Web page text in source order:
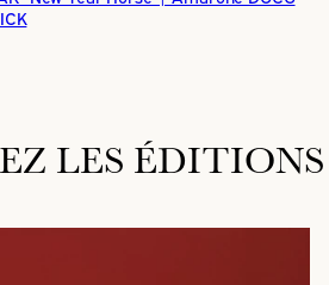
LES ÉDITIONS